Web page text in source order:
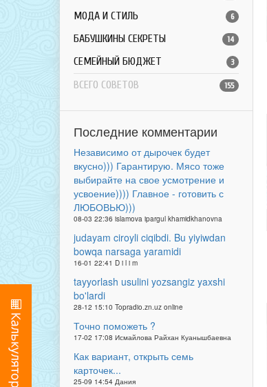
МОДА И СТИЛЬ 6
БАБУШКИНЫ СЕКРЕТЫ 14
СЕМЕЙНЫЙ БЮДЖЕТ 3
ВСЕГО СОВЕТОВ 155
Последние комментарии
Независимо от дырочек будет
вкусно))) Гарантирую. Мясо тоже
выбирайте на свое усмотрение и
усвоение)))) Главное - готовить с
ЛЮБОВЬЮ)))
08-03 22:36 islamova ipargul khamidkhanovna
judayam ciroyli ciqibdi. Bu yiyiwdan
bowqa narsaga yaramidi
16-01 22:41 D i l i m
tayyorlash usulini yozsangiz yaxshi
bo'lardi
28-12 15:10 Topradio.zn.uz online
Точно поможеть ?
17-02 17:08 Исмайлова Райхан Куанышбаевна
Как вариант, открыть семь
карточек...
25-09 14:54 Дания